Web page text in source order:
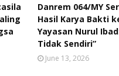
Danrem 064/MY
Hasil Karya Bakti
Yayasan Nurul
Tidak Sendiri”
June 13, 2026